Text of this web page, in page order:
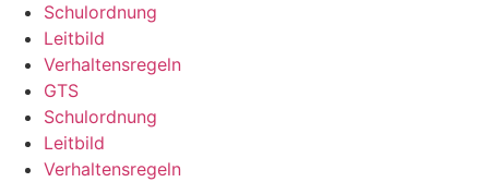
Schulordnung
Leitbild
Verhaltensregeln
GTS
Schulordnung
Leitbild
Verhaltensregeln